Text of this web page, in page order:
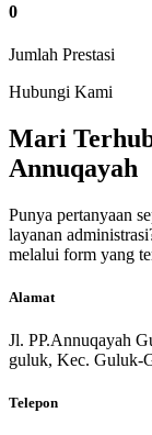
0
Jumlah Prestasi
Hubungi Kami
Mari
Annuqayah
Punya pertanyaan
layanan
melalui form yang
Alamat
Jl. PP.Annuqayah
guluk, Kec. Guluk-
Telepon